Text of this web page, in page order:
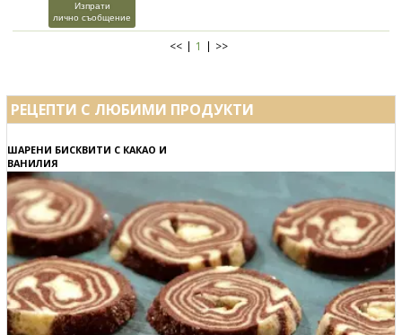
Изпрати
лично съобщение
<< 1 >>
РЕЦЕПТИ С ЛЮБИМИ ПРОДУКТИ
ШАРЕНИ БИСКВИТИ С КАКАО И
ВАНИЛИЯ